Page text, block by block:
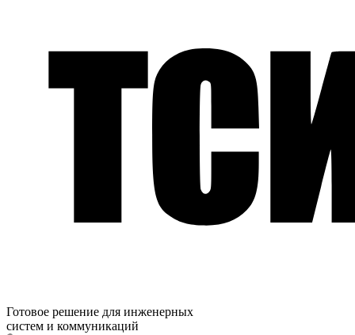
Готовое решение для инженерных
систем и коммуникаций